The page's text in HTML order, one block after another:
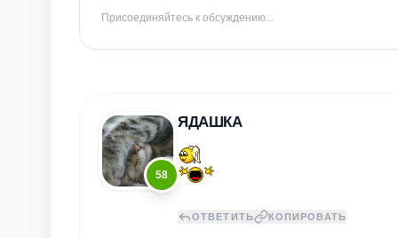
Присоединяйтесь к обсуждению...
58
ЯДАШКА
ОТВЕТИТЬ КОПИРОВАТЬ